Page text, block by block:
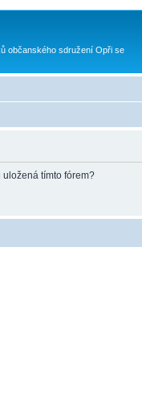
občanského sdružení Opři se
tímto fórem?